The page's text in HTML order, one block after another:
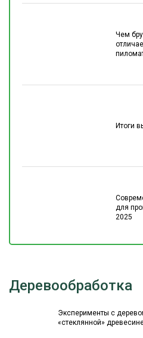
Чем
Итоги
для
2025
Деревообработка
Эксперименты с
«стеклянной»